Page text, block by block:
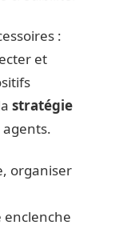
:
et
stratégie
agents.
organiser